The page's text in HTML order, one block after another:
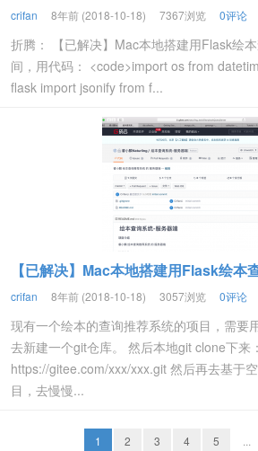
crifan 8年前 (2018-10-18) 7367浏览 0评论
折腾： 【已解决】Mac本地搭建用Flask绘
间，用代码： <code>import os from
flask import jsonify from f...
【已解决】Mac本地搭建用Flask绘本
crifan 8年前 (2018-10-18) 3057浏览 0评论
现有一个绘本的查询推荐系统的项目，需要
去新建一个git仓库。 然后本地git clone下来
https://gitee.com/xxx/xxx.git 然后再去基于
目，去慢慢...
1 2 3 4 5